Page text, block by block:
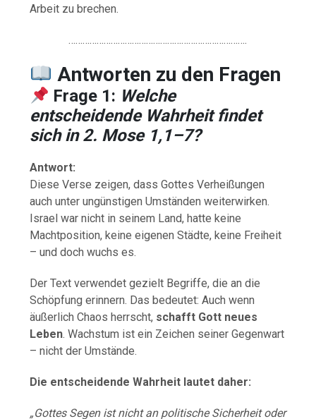
Arbeit zu brechen.
………………………………………………………………….
Antworten zu den Fragen
Frage 1: Welche
entscheidende Wahrheit findet
sich in 2. Mose 1,1–7?
Antwort:
Diese Verse zeigen, dass Gottes Verheißungen
auch unter ungünstigen Umständen weiterwirken.
Israel war nicht in seinem Land, hatte keine
Machtposition, keine eigenen Städte, keine Freiheit
– und doch wuchs es.
Der Text verwendet gezielt Begriffe, die an die
Schöpfung erinnern. Das bedeutet: Auch wenn
äußerlich Chaos herrscht, schafft Gott neues
Leben. Wachstum ist ein Zeichen seiner Gegenwart
– nicht der Umstände.
Die entscheidende Wahrheit lautet daher:
„Gottes Segen ist nicht an politische Sicherheit oder